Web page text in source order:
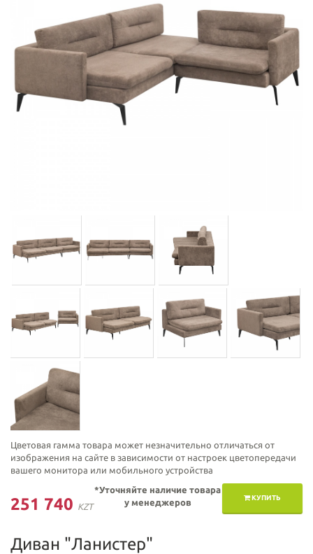
Цветовая гамма товара может незначительно отличаться от
изображения на сайте в зависимости от настроек цветопередачи
вашего монитора или мобильного устройства
251 740 KZT
КУПИТЬ
*Уточняйте наличие товара
у менеджеров
Диван "Ланистер"